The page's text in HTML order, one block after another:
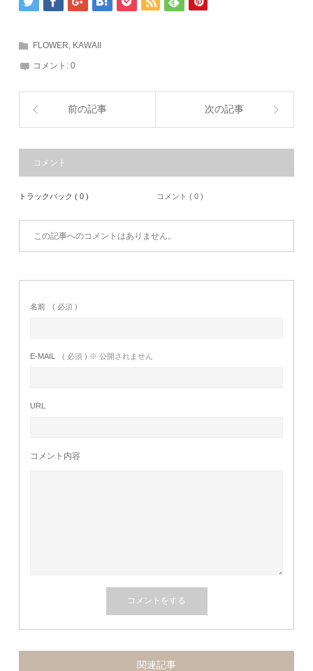
FLOWER, KAWAII
コメント:0
前の記事 次の記事
コメント
トラックバック ( 0 ) コメント ( 0 )
この記事へのコメントはありません。
名前 ( 必須 )
E-MAIL ( 必須 ) ※ 公開されません
URL
コメント内容
関連記事